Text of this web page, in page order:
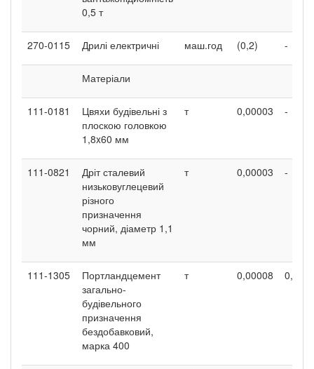
0,5 т
270-0115 Дрилі електричні маш.год (0,2) -
Матеріали
111-0181
Цвяхи будівельні з
плоскою головкою
1,8x60 мм
т 0,00003 -
111-0821
Дріт сталевий
низьковуглецевий
різного
призначення
чорний, діаметр 1,1
мм
т 0,00003 -
111-1305
Портландцемент
загально-
будівельного
призначення
бездобавковий,
марка 400
т 0,00008